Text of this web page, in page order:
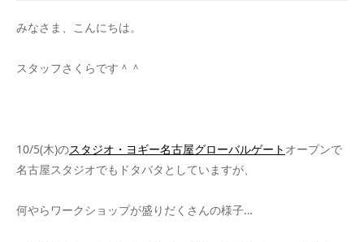
みなさま、こんにちは。
スタッフさくらです＾＾
10/5(木)のスタジオ・ヨギー名古屋グローバルゲート オープンで
名古屋スタジオでもドタバタとしていますが、
何やらワークショップが盛りだくさんの様子…